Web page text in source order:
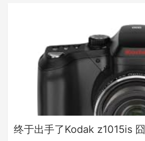
终于出手了Kodak z1015is 囧